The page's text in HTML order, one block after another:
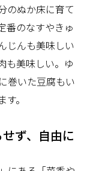
のぬか床に育て
番のなすやきゅ
じんも美味しい
も美味しい。ゆ
巻いた豆腐もい
。
ず、自由に